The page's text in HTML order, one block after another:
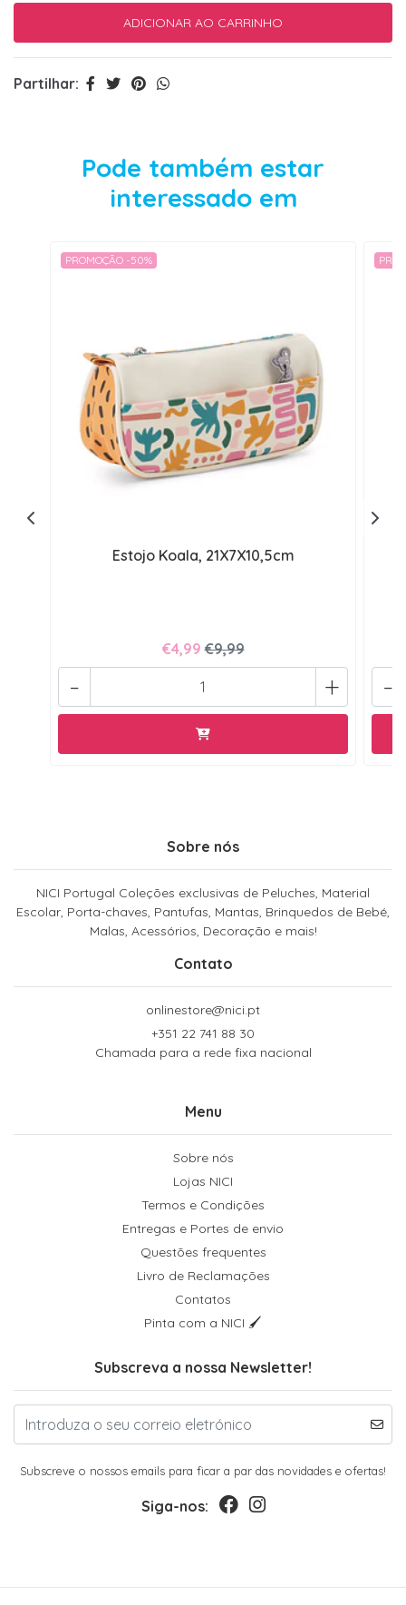
Partilhar:
Pode também estar
interessado em
PROMOÇÃO -50%
Estojo Koala, 21X7X10,5cm
€4,99 €9,99
+
- -
Sobre nós
NICI Portugal Coleções exclusivas de Peluches, Material
Escolar, Porta-chaves, Pantufas, Mantas, Brinquedos de Bebé,
Malas, Acessórios, Decoração e mais!
Contato
onlinestore@nici.pt
+351 22 741 88 30
Chamada para a rede fixa nacional
Menu
Sobre nós
Lojas NICI
Termos e Condições
Entregas e Portes de envio
Questões frequentes
Livro de Reclamações
Contatos
Pinta com a NICI 🖌
Subscreva a nossa Newsletter!
Subscreve o nossos emails para ficar a par das novidades e ofertas!
Siga-nos: